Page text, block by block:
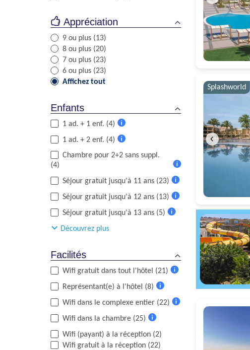
Appréciation
9 ou plus (13)
8 ou plus (20)
7 ou plus (23)
6 ou plus (23)
Affichez tout
Enfants
1 ad. + 1 enf. (4)
d'informations
1 ad. + 2 enf. (4)
d'informations
Chambre pour 2+2 sans suppl.
(4)
d'informations
Séjour gratuit jusqu'à 11 ans (23)
d'informations
Séjour gratuit jusqu'à 12 ans (13)
d'informations
Séjour gratuit jusqu'à 13 ans (5)
d'informations
Découvrez plus
Facilités
Wifi gratuit dans tout l'hôtel (21)
d'informations
Représentant(e) à l'hôtel (8)
d'informations
Wifi dans le complexe entier (22)
Wifi dans la chambre (25)
d'informations
Wifi (payant) à la réception (2)
Wifi gratuit à la réception (22)
Splashworld